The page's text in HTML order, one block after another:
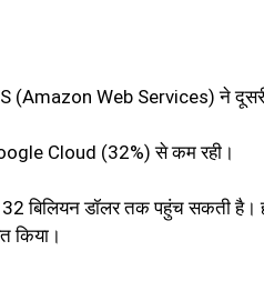
(Amazon Web Services) ने दूसरी
Cloud (32%) से कम रही।
32 बिलियन डॉलर तक पहुंच सकती
किया।